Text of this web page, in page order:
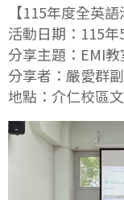
【115年度全英
活動日期：115
分享主題：EMI
分享者：嚴愛群
地點：介仁校區